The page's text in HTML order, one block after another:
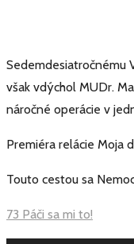
Sedemdesiatročnému
však vdýchol MUDr.
náročné operácie v
Premiéra relácie Moja
Touto cestou sa
73 Páči sa mi to!